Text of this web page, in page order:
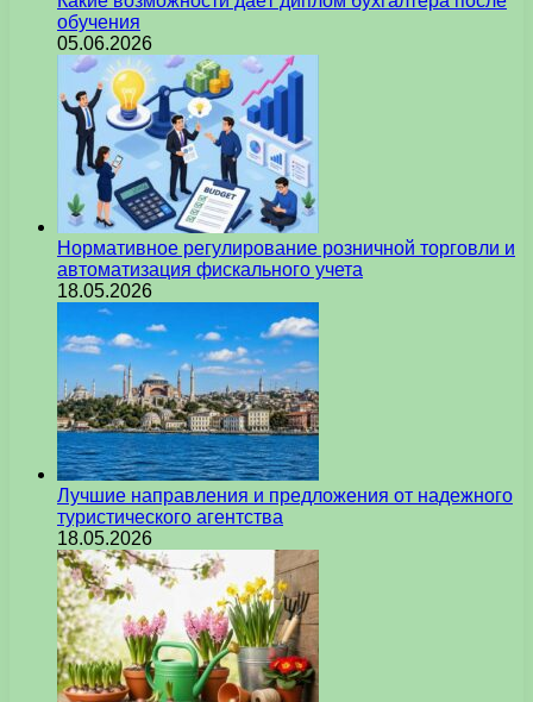
обучения
05.06.2026
Нормативное регулирование розничной торговли и
автоматизация фискального учета
18.05.2026
Лучшие направления и предложения от надежного
туристического агентства
18.05.2026